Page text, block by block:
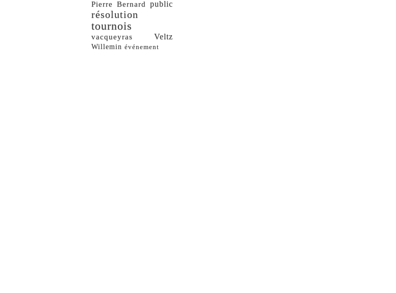
Pierre Bernard public
résolution
tournois
vacqueyras Veltz
Willemin événement